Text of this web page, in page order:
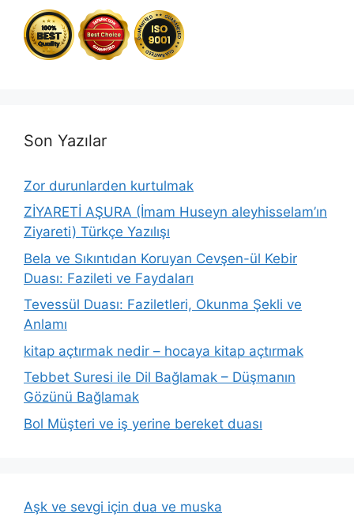
Son Yazılar
Zor durunlarden kurtulmak
ZİYARETİ AŞURA (İmam Huseyn aleyhisselam’ın
Ziyareti) Türkçe Yazılışı
Bela ve Sıkıntıdan Koruyan Cevşen-ül Kebir
Duası: Fazileti ve Faydaları
Tevessül Duası: Faziletleri, Okunma Şekli ve
Anlamı
kitap açtırmak nedir – hocaya kitap açtırmak
Tebbet Suresi ile Dil Bağlamak – Düşmanın
Gözünü Bağlamak
Bol Müşteri ve iş yerine bereket duası
Aşk ve sevgi için dua ve muska